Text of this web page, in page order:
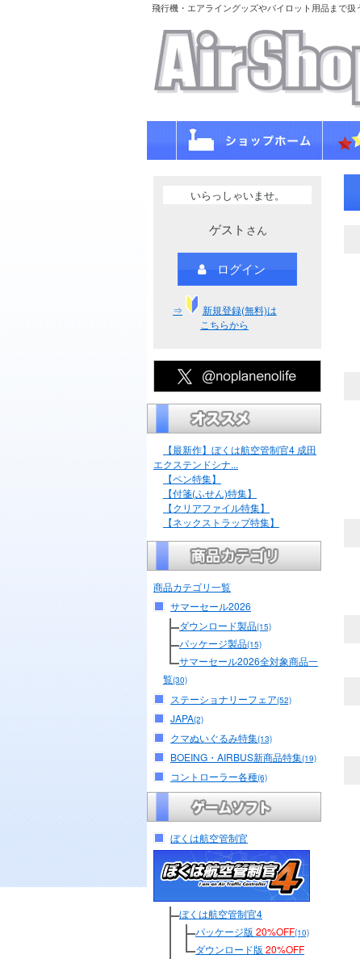
飛行機・エアライングッズやパイロット用品まで扱
いらっしゃいませ。
ゲスト さん
ログイン
⇒
新規登録(無料)は
こちらから
【最新作】ぼくは航空管制官4 成田
エクステンドシナ...
【ペン特集】
【付箋(ふせん)特集】
【クリアファイル特集】
【ネックストラップ特集】
商品カテゴリ一覧
サマーセール2026
ダウンロード製品(15)
パッケージ製品(15)
サマーセール2026全対象商品一
覧(30)
ステーショナリーフェア(52)
JAPA(2)
クマぬいぐるみ特集(13)
BOEING・AIRBUS新商品特集(19)
コントローラー各種(6)
ぼくは航空管制官
ぼくは航空管制官4
パッケージ版 20%OFF(10)
ダウンロード版 20%OFF